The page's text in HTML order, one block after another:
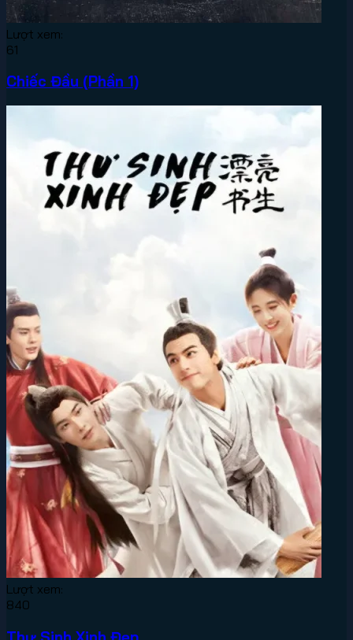
Lượt xem:
61
Chiếc Đầu (Phần 1)
Lượt xem:
840